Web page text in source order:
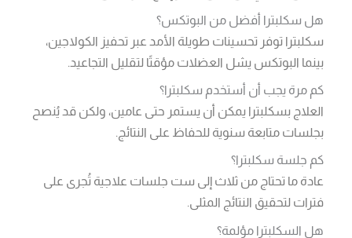
هل سكلبترا أفضل من البوتكس؟
سكلبترا توفر تحسينات طويلة الأمد عبر تحفيز الكولاجين،
بينما البوتكس يشل العضلات مؤقتًا لتقليل التجاعيد.
كم مرة يجب أن أستخدم سكلبترا؟
العلاج بسكلبترا يمكن أن يستمر حتى عامين، ولكن قد يُنصح
بجلسات متابعة سنوية للحفاظ على النتائج.
كم جلسة سكلبترا؟
عادة ما تحتاج من ثلاث إلى ست جلسات علاجية تُجرى على
فترات لتحقيق النتائج المثلى.
هل السكلبترا مؤلمة؟